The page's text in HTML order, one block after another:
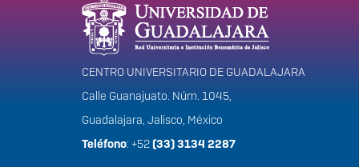
CENTRO UNIVERSITARIO DE GUADALAJARA
Calle Guanajuato. Núm. 1045,
Guadalajara, Jalisco, México
Teléfono: +52(33) 3134 2287